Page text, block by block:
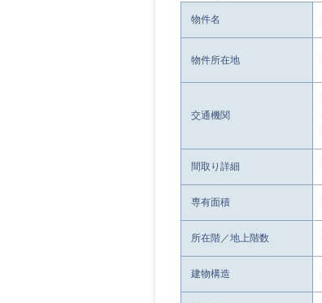
物件名
物件所在地
交通機関
間取り詳細
専有面積
所在階／地上階数
建物構造